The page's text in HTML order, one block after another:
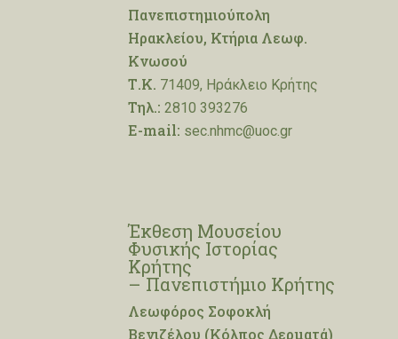
Πανεπιστημιούπολη
Ηρακλείου, Κτήρια Λεωφ.
Κνωσού
Τ.Κ. 71409, Ηράκλειο Κρήτης
Τηλ.: 2810 393276
E-mail: sec.nhmc@uoc.gr
Έκθεση Μουσείου
Φυσικής Ιστορίας
Κρήτης
– Πανεπιστήμιο Κρήτης
Λεωφόρος Σοφοκλή
Βενιζέλου (Κόλπος Δερματά)